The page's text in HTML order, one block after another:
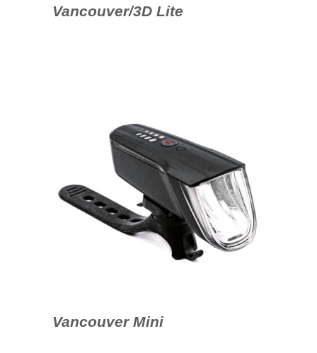
Vancouver/3D Lite
Vancouver Mini